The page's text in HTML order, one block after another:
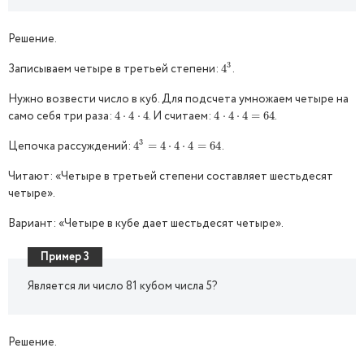
Решение.
Записываем четыре в третьей степени: 43
43.
Нужно возвести число в куб. Для подсчета умножаем четыре на
само себя три раза: 4 ⋅ 4 ⋅ 4
4 ⋅ 4⋅ 4 . И считаем:4 ⋅ 4 ⋅ 4 = 64
4 ⋅4⋅ 4= 64
.
Цепочка рассуждений: 43 = 4 ⋅ 4 ⋅ 4 = 64
43 =4 ⋅4 4 = 64
.
Читают: «Четыре в третьей степени составляет шестьдесят
четыре».
Вариант: «Четыре в кубе дает шестьдесят четыре».
Пример 3
Является ли число 81 кубом числа 5?
Решение.